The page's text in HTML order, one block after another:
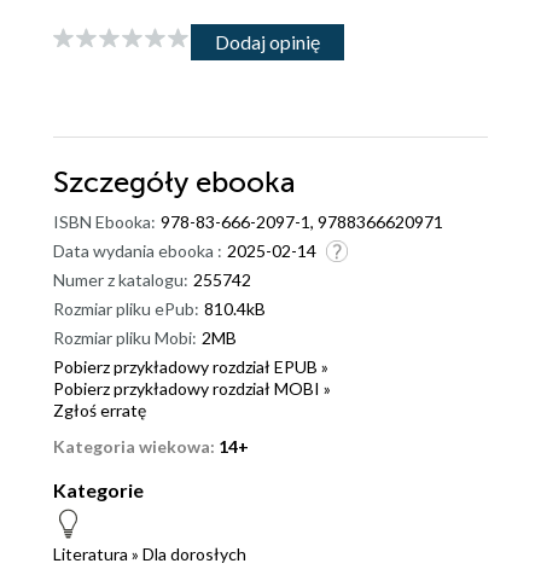
Dodaj opinię
Szczegóły ebooka
ISBN Ebooka: 978-83-666-2097-1, 9788366620971
Data wydania ebooka : 2025-02-14
Numer z katalogu: 255742
Rozmiar pliku ePub: 810.4kB
Rozmiar pliku Mobi: 2MB
Pobierz przykładowy rozdział EPUB »
Pobierz przykładowy rozdział MOBI »
Zgłoś erratę
Kategoria wiekowa: 14+
Kategorie
Literatura » Dla dorosłych